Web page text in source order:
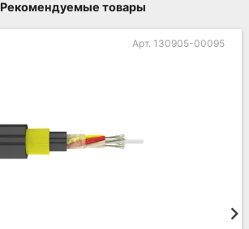
Рекомендуемые товары